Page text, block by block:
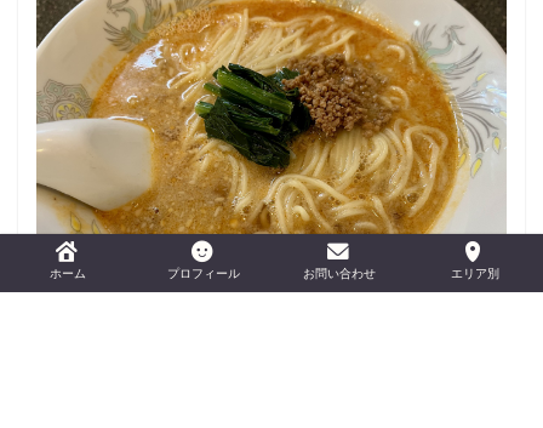
おすすめの担々麺を紹介！
ホーム プロフィール お問い合わせ エリア別